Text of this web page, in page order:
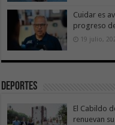
Cuidar es
progreso
19 julio,
Deportes
El Cabildo
renuevan